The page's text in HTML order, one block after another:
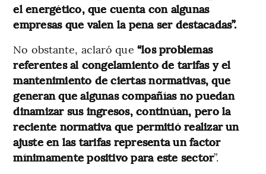
el energético, que cuenta con algunas
empresas que valen la pena ser destacadas”.
No obstante, aclaró que “los problemas
referentes al congelamiento de tarifas y el
mantenimiento de ciertas normativas, que
generan que algunas compañías no puedan
dinamizar sus ingresos, continúan, pero la
reciente normativa que permitió realizar un
ajuste en las tarifas representa un factor
mínimamente positivo para este sector”.